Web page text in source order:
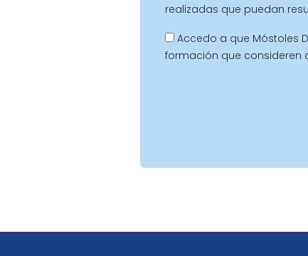
realizadas que puedan
Accedo a que Móstoles
formación que consideren